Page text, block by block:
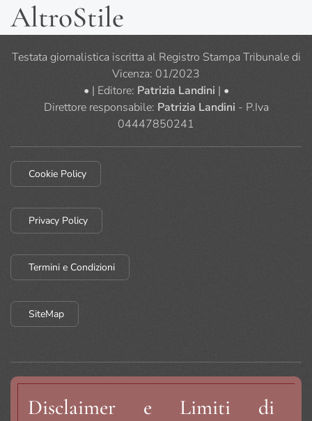
AltroStile
Testata giornalistica iscritta al Registro Stampa Tribunale di
Vicenza: 01/2023
• | Editore: Patrizia Landini | •
Direttore responsabile: Patrizia Landini - P.Iva
04447850241
Cookie Policy
Privacy Policy
Termini e Condizioni
SiteMap
Disclaimer e Limiti di